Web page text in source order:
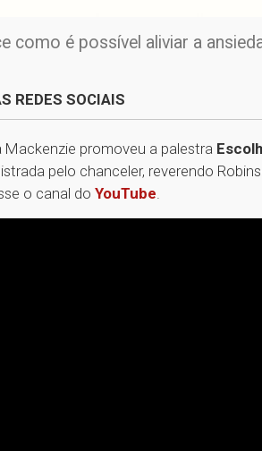
como é possível aliviar a
REDES SOCIAIS
promoveu a palestra
pelo chanceler, reverendo
o canal do YouTube